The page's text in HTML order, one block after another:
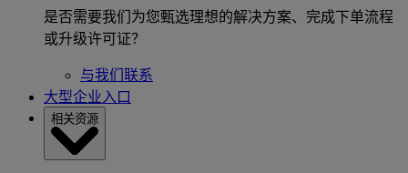
是否需要我们为您甄选理想的解决方案、完成下单流程
或升级许可证？
与我们联系
大型企业入口
相关资源